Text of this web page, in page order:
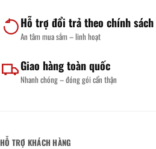
Hỗ trợ đổi trả theo chính sách
An tâm mua sắm – linh hoạt
Giao hàng toàn quốc
Nhanh chóng – đóng gói cẩn thận
HỖ TRỢ KHÁCH HÀNG